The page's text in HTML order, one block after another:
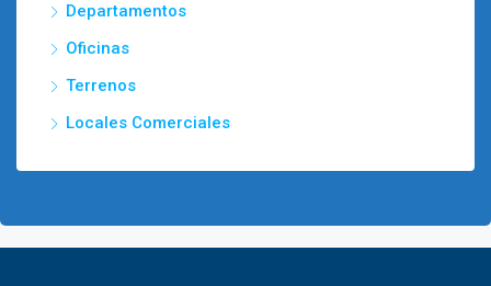
Departamentos
Oficinas
Terrenos
Locales Comerciales